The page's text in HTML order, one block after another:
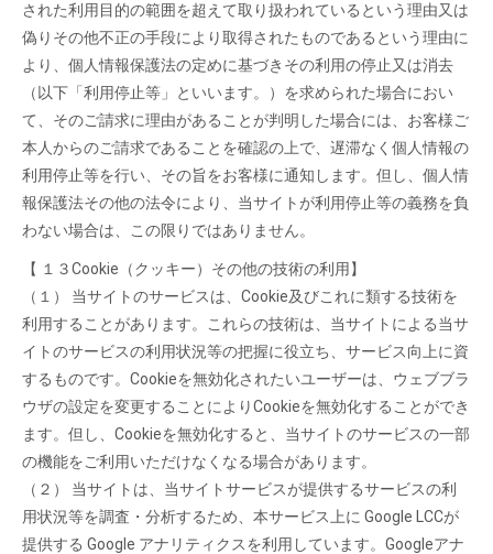
された利用目的の範囲を超えて取り扱われているという理由又は
偽りその他不正の手段により取得されたものであるという理由に
より、個人情報保護法の定めに基づきその利用の停止又は消去
（以下「利用停止等」といいます。）を求められた場合におい
て、そのご請求に理由があることが判明した場合には、お客様ご
本人からのご請求であることを確認の上で、遅滞なく個人情報の
利用停止等を行い、その旨をお客様に通知します。但し、個人情
報保護法その他の法令により、当サイトが利用停止等の義務を負
わない場合は、この限りではありません。
【 １３Cookie（クッキー）その他の技術の利用】
（１） 当サイトのサービスは、Cookie及びこれに類する技術を
利用することがあります。これらの技術は、当サイトによる当サ
イトのサービスの利用状況等の把握に役立ち、サービス向上に資
するものです。Cookieを無効化されたいユーザーは、ウェブブラ
ウザの設定を変更することによりCookieを無効化することができ
ます。但し、Cookieを無効化すると、当サイトのサービスの一部
の機能をご利用いただけなくなる場合があります。
（２） 当サイトは、当サイトサービスが提供するサービスの利
用状況等を調査・分析するため、本サービス上に Google LCCが
提供する Google アナリティクスを利用しています。Googleアナ